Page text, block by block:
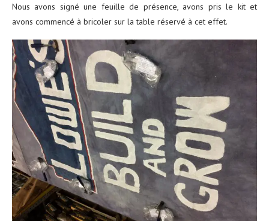
Nous avons signé une feuille de présence, avons pris le kit et
avons commencé à bricoler sur la table réservé à cet effet.